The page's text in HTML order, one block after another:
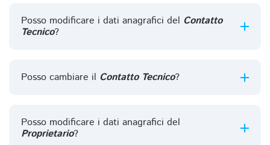
Posso modificare i dati anagrafici del Contatto
Tecnico?
Posso cambiare il Contatto Tecnico?
Posso modificare i dati anagrafici del
Proprietario?